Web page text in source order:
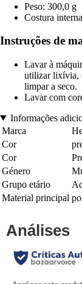
Peso: 300,0 g
Costura
Instruções de
Lavar à
utilizar lixívia,
limpar a seco.
Lavar com
Informações
Marca
Cor
Cor
Género
Grupo etário
Material principal